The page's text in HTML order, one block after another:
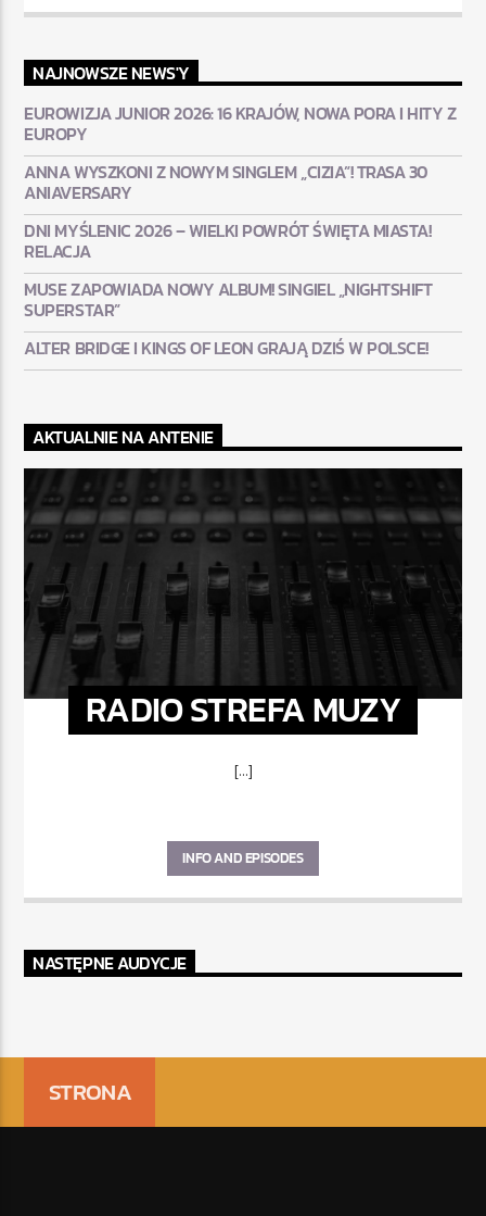
NAJNOWSZE NEWS'Y
EUROWIZJA JUNIOR 2026: 16 KRAJÓW, NOWA PORA I HITY Z
EUROPY
ANNA WYSZKONI Z NOWYM SINGLEM „CIZIA”! TRASA 30
ANIAVERSARY
DNI MYŚLENIC 2026 – WIELKI POWRÓT ŚWIĘTA MIASTA!
RELACJA
MUSE ZAPOWIADA NOWY ALBUM! SINGIEL „NIGHTSHIFT
SUPERSTAR”
ALTER BRIDGE I KINGS OF LEON GRAJĄ DZIŚ W POLSCE!
AKTUALNIE NA ANTENIE
RADIO STREFA MUZY
[...]
INFO AND EPISODES
NASTĘPNE AUDYCJE
STRONA